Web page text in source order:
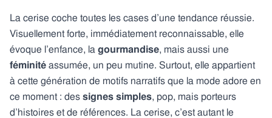
La cerise coche toutes les cases d’une tendance réussie.
Visuellement forte, immédiatement reconnaissable, elle
évoque l’enfance, la gourmandise, mais aussi une
féminité assumée, un peu mutine. Surtout, elle appartient
à cette génération de motifs narratifs que la mode adore en
ce moment : des signes simples, pop, mais porteurs
d’histoires et de références. La cerise, c’est autant le